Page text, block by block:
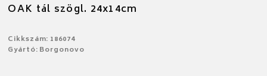
OAK tál szögl. 24x14cm
Cikkszám: 186074
Gyártó: Borgonovo